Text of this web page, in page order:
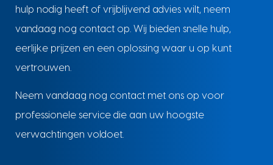
hulp nodig heeft of vrijblijvend advies wilt, neem
vandaag nog contact op. Wij bieden snelle hulp,
eerlijke prijzen en een oplossing waar u op kunt
vertrouwen.
Neem vandaag nog contact met ons op voor
professionele service die aan uw hoogste
verwachtingen voldoet.